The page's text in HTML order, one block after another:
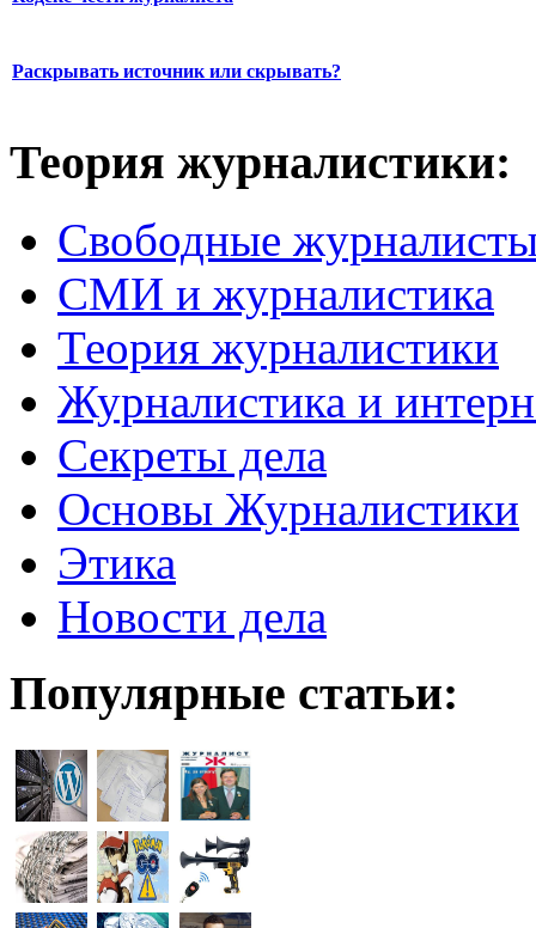
Раскрывать источник или скрывать?
Теория журналистики:
Свободные
СМИ и журналистика
Теория журналистики
Журналистика и
Секреты дела
Основы Журналистики
Этика
Новости дела
Популярные статьи: